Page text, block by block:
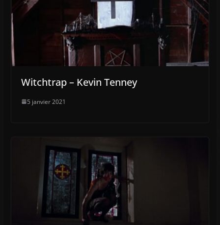
Witchtrap – Kevin Tenney
5 janvier 2021